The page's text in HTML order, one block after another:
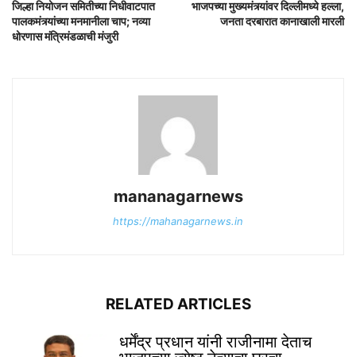
जिल्हा नियोजन समितीच्या निधीवाटपात
पालकमंत्र्यांच्या मनमानीला चाप; नव्या
धोरणास मंत्रिमंडळाची मंजुरी
भाजपच्या मुख्यमंत्र्यांवर दिल्लीमध्ये हल्ला,
जनता दरबारात कानाखाली मारली
mananagarnews
https://mahanagarnews.in
RELATED ARTICLES
धर्मेंद्र प्रधान यांनी राजीनामा देताच